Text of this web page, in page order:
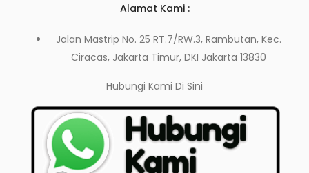
Alamat Kami :
Jalan Mastrip No. 25 RT.7/RW.3, Rambutan, Kec.
Ciracas, Jakarta Timur, DKI Jakarta 13830
Hubungi Kami Di Sini